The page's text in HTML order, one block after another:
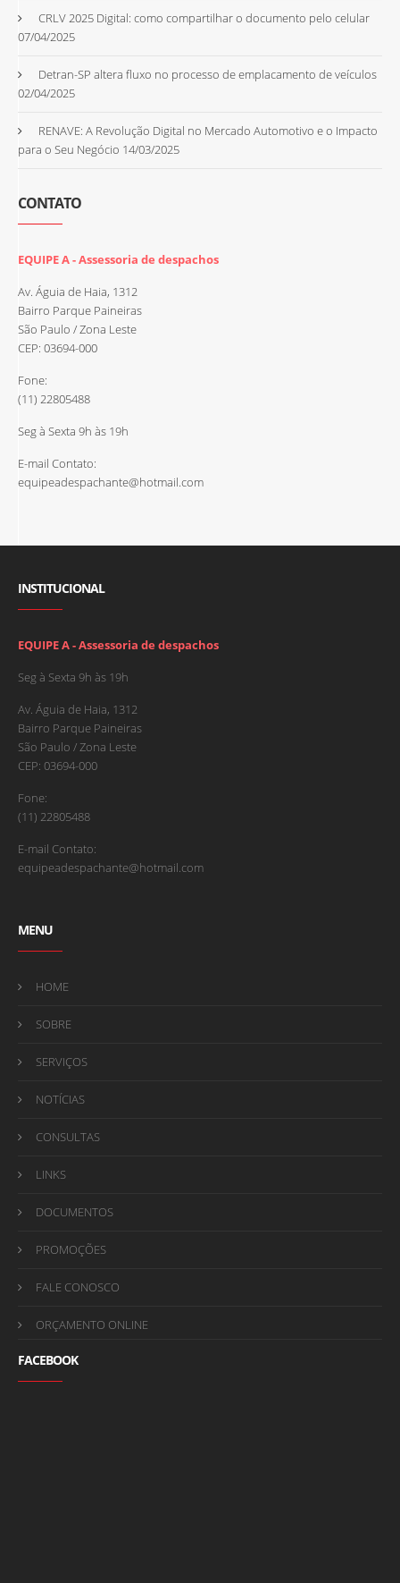
CRLV 2025 Digital: como compartilhar o documento pelo celular
07/04/2025
Detran-SP altera fluxo no processo de emplacamento de veículos
02/04/2025
RENAVE: A Revolução Digital no Mercado Automotivo e o Impacto
para o Seu Negócio 14/03/2025
CONTATO
EQUIPE A - Assessoria de despachos
Av. Águia de Haia, 1312
Bairro Parque Paineiras
São Paulo / Zona Leste
CEP: 03694-000
Fone:
(11) 22805488
Seg à Sexta 9h às 19h
E-mail Contato:
equipeadespachante@hotmail.com
INSTITUCIONAL
EQUIPE A - Assessoria de despachos
Seg à Sexta 9h às 19h
Av. Águia de Haia, 1312
Bairro Parque Paineiras
São Paulo / Zona Leste
CEP: 03694-000
Fone:
(11) 22805488
E-mail Contato:
equipeadespachante@hotmail.com
MENU
HOME
SOBRE
SERVIÇOS
NOTÍCIAS
CONSULTAS
LINKS
DOCUMENTOS
PROMOÇÕES
FALE CONOSCO
ORÇAMENTO ONLINE
FACEBOOK